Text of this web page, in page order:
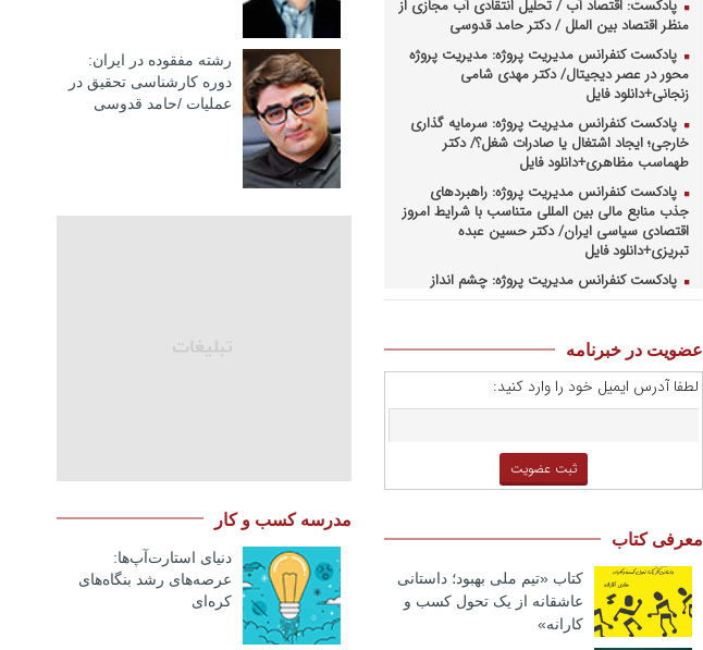
پادکست: اقتصاد آب / تحلیل انتقادی آب مجازی از
منظر اقتصاد بین الملل / دکتر حامد قدوسی
پادکست کنفرانس مدیریت پروژه: مدیریت پروژه
محور در عصر دیجیتال/ دکتر مهدی شامی
زنجانی+دانلود فایل
پادکست کنفرانس مدیریت پروژه: سرمایه گذاری
خارجی؛ ایجاد اشتغال یا صادرات شغل؟/ دکتر
طهماسب مظاهری+دانلود فایل
پادکست کنفرانس مدیریت پروژه: راهبردهای
جذب منابع مالی بین المللی متناسب با شرایط امروز
اقتصادی سیاسی ایران/ دکتر حسین عبده
تبریزی+دانلود فایل
پادکست کنفرانس مدیریت پروژه: چشم انداز
پادکست کنفرانس مدیریت پروژه: راهبردهای
وزارت نفت در ارتقای مدیریت طرحهای بالادستی
صنعت نفت/ مهندس حبیب الله بیطرف+دانلود فایل
کسب و کارهای پروژه محور/ دکتر محمد
صبحیه+دانلود فایل
استراتژی/ دکتر محمد ابویی اردکان+دانلود فایل
صوتی
پادکست کنفرانس مدیریت: چگونه سازمانهای
خلاق تری بسازیم/ دکتر کیوان وکیلی+دانلود فایل
صوتی
عضویت در خبرنامه
لطفا آدرس ایمیل خود را وارد کنید:
معرفی کتاب
کتاب «تیم ملی بهبود؛ داستانی
عاشقانه از یک تحول کسب و
کارانه»
رشته مفقوده در ایران:
دوره کارشناسی تحقیق در
عملیات /حامد قدوسی
مدرسه کسب و کار
دنیای استارت‌آپ‌ها:
عرصه‌های رشد بنگاه‌های
کره‌ای‌